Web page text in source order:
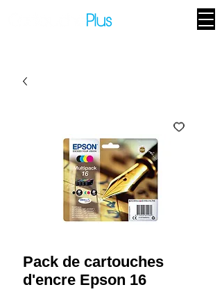
Pack de cartouches
d'encre Epson 16